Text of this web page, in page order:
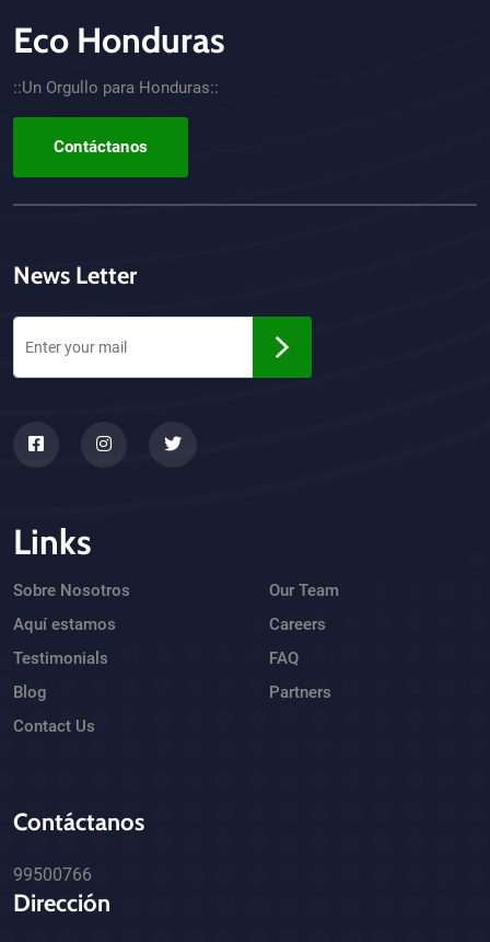
CTA - Footer
Eco Honduras
::Un Orgullo para Honduras::
Contáctanos
News Letter
Links
Sobre Nosotros
Aquí estamos
Testimonials
Blog
Contact Us
Our Team
Careers
FAQ
Partners
Contáctanos
99500766
Dirección